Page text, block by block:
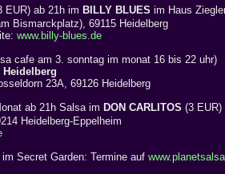
EUR) ab 21h im BILLY BLUES im Haus
Bismarckplatz), 69115 Heidelberg
www.billy-blues.de
cafe am 3. sonntag im monat 16 bis 22 uhr)
Heidelberg
23A, 69126 Heidelberg
ab 21h Salsa im DON CARLITOS (3 EUR)
Heidelberg-Eppelheim
Secret Garden: Termine auf